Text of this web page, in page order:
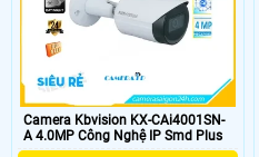
Camera Kbvision KX-CAi4001SN-
A 4.0MP Công Nghệ IP Smd Plus